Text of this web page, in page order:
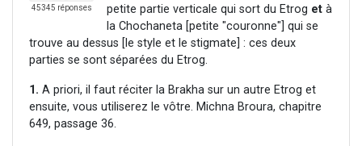
45345 réponses
petite partie verticale qui sort du Etrog et à
la Chochaneta [petite "couronne"] qui se
trouve au dessus [le style et le stigmate] : ces deux
parties se sont séparées du Etrog.
1. A priori, il faut réciter la Brakha sur un autre Etrog et
ensuite, vous utiliserez le vôtre. Michna Broura, chapitre
649, passage 36.